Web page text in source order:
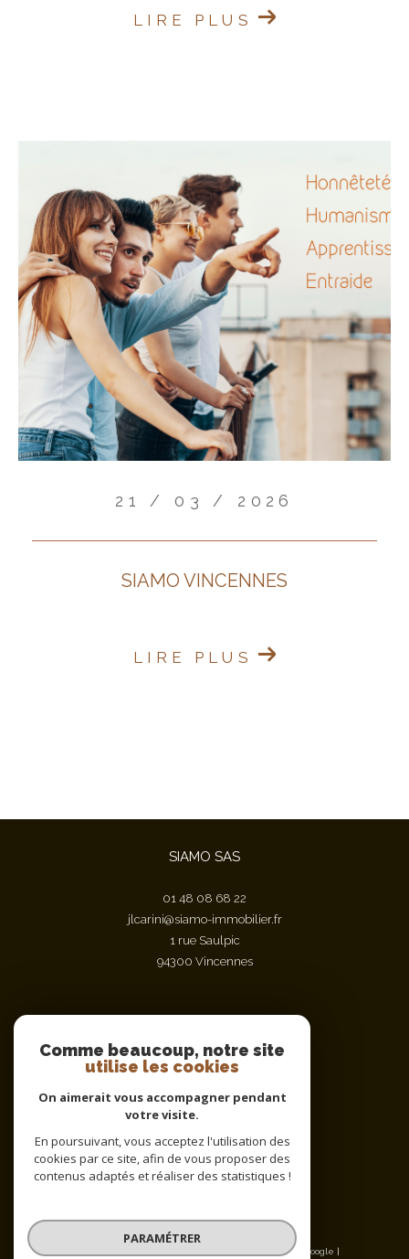
LIRE PLUS
21 / 03 / 2026
SIAMO VINCENNES
LIRE PLUS
SIAMO SAS
01 48 08 68 22
jlcarini@siamo-immobilier.fr
1 rue Saulpic
94300
vincennes
Adhérents
© 2026 | Tous droits réservés | Traduction powered by Google |
Comme beaucoup, notre site
utilise les cookies
On aimerait vous accompagner pendant
votre visite.
En poursuivant, vous acceptez l'utilisation des
cookies par ce site, afin de vous proposer des
contenus adaptés et réaliser des statistiques !
PARAMÉTRER